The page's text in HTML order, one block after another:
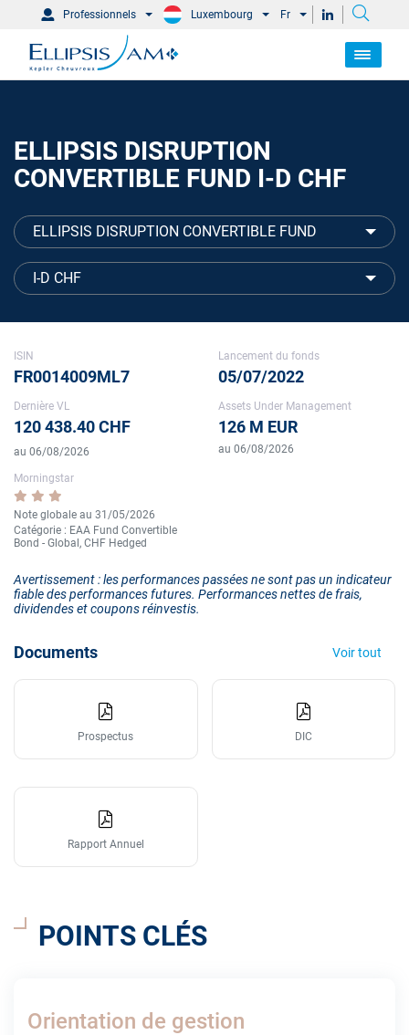
Professionnels Luxembourg Fr
ELLIPSIS DISRUPTION
CONVERTIBLE FUND I-D CHF
ELLIPSIS DISRUPTION CONVERTIBLE FUND
I-D CHF
ISIN
FR0014009ML7
Lancement du fonds
05/07/2022
Dernière VL
120 438.40 CHF
au 06/08/2026
Assets Under Management
126 M EUR
au 06/08/2026
Morningstar
Note globale au 31/05/2026
Catégorie : EAA Fund Convertible
Bond - Global, CHF Hedged
Avertissement : les performances passées ne sont pas un indicateur
fiable des performances futures. Performances nettes de frais,
dividendes et coupons réinvestis.
Documents Voir tout
Prospectus DIC
Rapport Annuel
POINTS CLÉS
Orientation de gestion